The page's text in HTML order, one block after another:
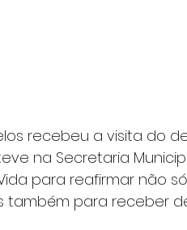
recebeu a visita do
na Secretaria
para reafirmar não
também para receber